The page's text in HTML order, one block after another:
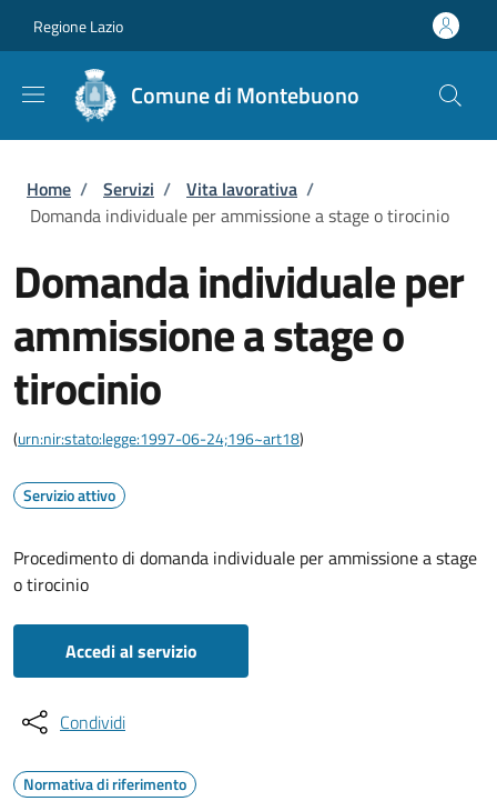
Regione Lazio
Comune di Montebuono
Briciole di pane
Home / Servizi / Vita lavorativa /
Domanda individuale per ammissione a stage o tirocinio
Domanda individuale per
ammissione a stage o
tirocinio
(urn:nir:stato:legge:1997-06-24;196~art18)
Servizio attivo
Procedimento di domanda individuale per ammissione a stage
o tirocinio
Accedi al servizio
Condividi
Normativa di riferimento